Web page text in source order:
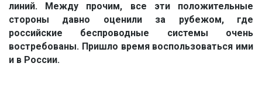
линий. Между прочим, все эти положительные
стороны давно оценили за рубежом, где
российские беспроводные системы очень
востребованы. Пришло время воспользоваться ими
и в России.